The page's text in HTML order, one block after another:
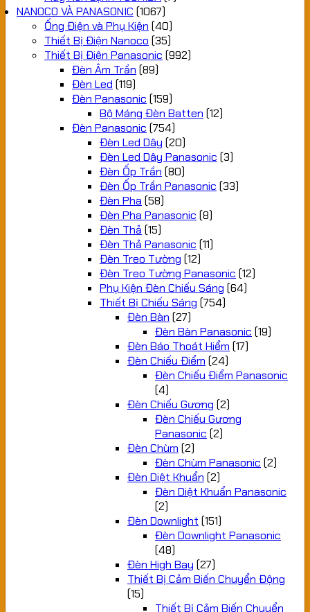
NANOCO VÀ PANASONIC (1067)
Ống Điện và Phụ Kiện (40)
Thiết Bị Điện Nanoco (35)
Thiết Bị Điện Panasonic (992)
Đèn Âm Trần (89)
Đèn Led (119)
Đèn Panasonic (159)
Bộ Máng Đèn Batten (12)
Đèn Panasonic (754)
Đèn Led Dây (20)
Đèn Led Dây Panasonic (3)
Đèn Ốp Trần (80)
Đèn Ốp Trần Panasonic (33)
Đèn Pha (58)
Đèn Pha Panasonic (8)
Đèn Thả (15)
Đèn Thả Panasonic (11)
Đèn Treo Tường (12)
Đèn Treo Tường Panasonic (12)
Phụ Kiện Đèn Chiếu Sáng (64)
Thiết Bị Chiếu Sáng (754)
Đèn Bàn (27)
Đèn Bàn Panasonic (19)
Đèn Báo Thoát Hiểm (17)
Đèn Chiếu Điểm (24)
Đèn Chiếu Điểm Panasonic
(4)
Đèn Chiếu Gương (2)
Đèn Chiếu Gương
Panasonic (2)
Đèn Chùm (2)
Đèn Chùm Panasonic (2)
Đèn Diệt Khuẩn (2)
Đèn Diệt Khuẩn Panasonic
(2)
Đèn Downlight (151)
Đèn Downlight Panasonic
(48)
Đèn High Bay (27)
Thiết Bị Cảm Biến Chuyển Động
(15)
Thiết Bị Cảm Biến Chuyển